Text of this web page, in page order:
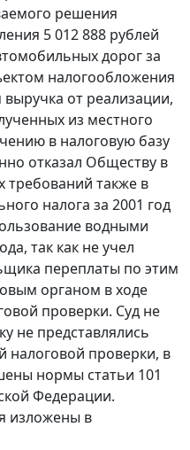
решения
5 012 888 рублей
дорог за
налогообложения
от реализации,
из местного
в налоговую базу
отказал Обществу в
требований также в
налога за 2001 год
водными
так как не учел
переплаты по этим
органом в ходе
проверки. Суд не
не представлялись
налоговой проверки, в
нормы статьи 101
Федерации.
изложены в